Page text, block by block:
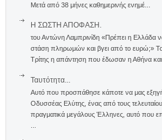
Μετά από 38 μήνες καθημερινής ενημέ...
Η ΣΩΣΤΗ ΑΠΟΦΑΣΗ.
του Αντώνη Λαμπρινίδη «Πρέπει η Ελλάδα
στάση πληρωμών και βγει από το ευρώ;»
Τρίτης η απάντηση που έδωσαν η Αθήνα
Ταυτότητα...
Αυτό που προσπάθησε κάποτε να μας
Οδυσσέας Ελύτης, ένας από τους
πραγματικά μεγάλους Έλληνες, αυτό που